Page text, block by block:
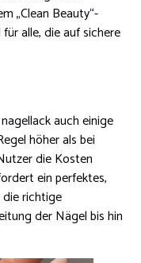
„Clean Beauty“-
alle, die auf sichere
auch einige
höher als bei
die Kosten
ein perfektes,
richtige
der Nägel bis hin